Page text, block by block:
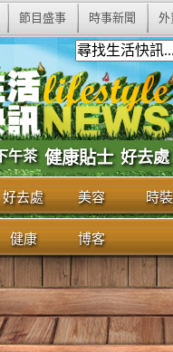
節目盛事 時事新聞 外
午茶 健康貼士 好去處
好去處 美容 時裝
健康 博客